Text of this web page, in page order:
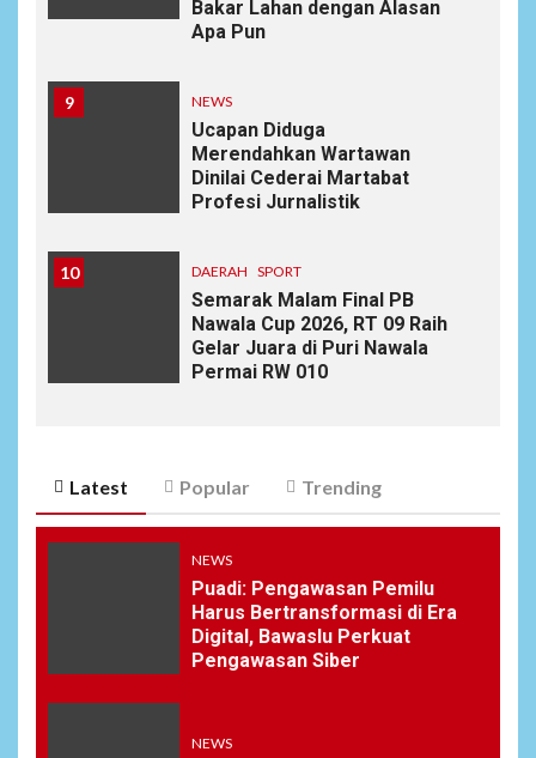
Bakar Lahan dengan Alasan
Apa Pun
9 NEWS
Ucapan Diduga
Merendahkan Wartawan
Dinilai Cederai Martabat
Profesi Jurnalistik
10 DAERAH SPORT
Semarak Malam Final PB
Nawala Cup 2026, RT 09 Raih
Gelar Juara di Puri Nawala
Permai RW 010
Latest Popular Trending
NEWS
Puadi: Pengawasan Pemilu
Harus Bertransformasi di Era
Digital, Bawaslu Perkuat
Pengawasan Siber
NEWS